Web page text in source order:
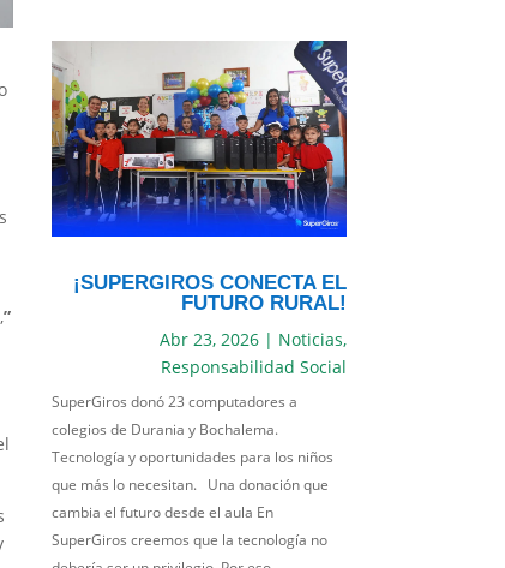
”
¡SUPERGIROS CONECTA EL
FUTURO RURAL!
Abr 23, 2026| Noticias,
Responsabilidad Social
SuperGiros donó 23 computadores a
colegios de Durania y Bochalema.
Tecnología y oportunidades para los niños
que más lo necesitan. Una donación que
cambia el futuro desde el aula En
SuperGiros creemos que la tecnología no